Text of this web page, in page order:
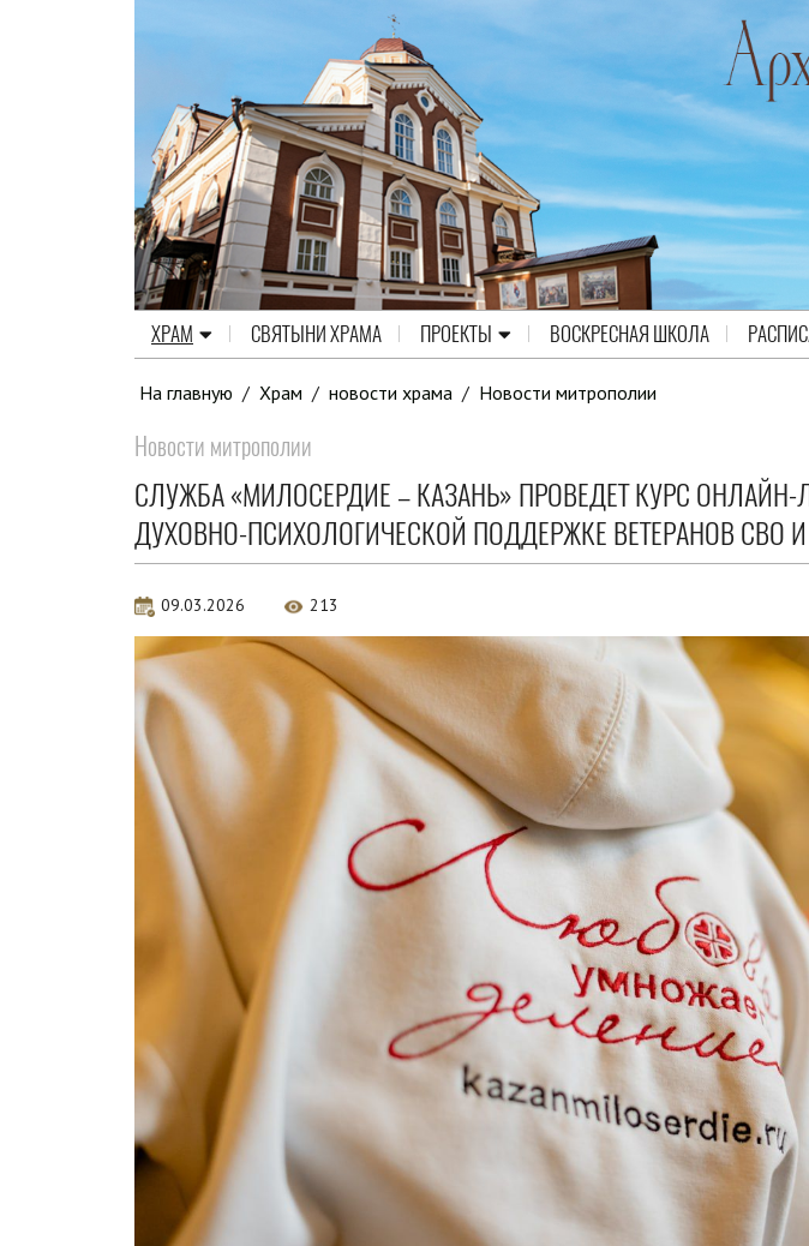
ХРАМ СВЯТЫНИ ХРАМА ПРОЕКТЫ ВОСКРЕСНАЯ ШКОЛА
На главную / Храм / новости храма / Новости митрополии
Новости митрополии
СЛУЖБА «МИЛОСЕРДИЕ – КАЗАНЬ» ПРОВЕДЕТ КУРС
ДУХОВНО-ПСИХОЛОГИЧЕСКОЙ ПОДДЕРЖКЕ ВЕТЕРАНОВ СВО
09.03.2026 213